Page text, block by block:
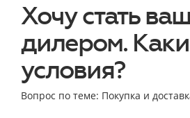
Хочу стать
дилером.
условия?
Вопрос по теме: Покупка и